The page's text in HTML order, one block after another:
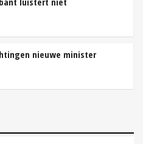
nieuwe minister